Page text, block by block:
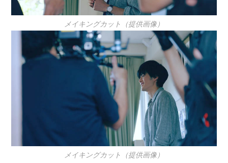
メイキングカット（提供画像）
メイキングカット（提供画像）